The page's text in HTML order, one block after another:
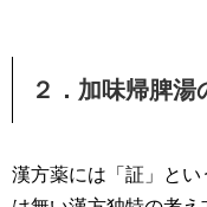
２．加味帰脾湯
漢方薬には「証」と